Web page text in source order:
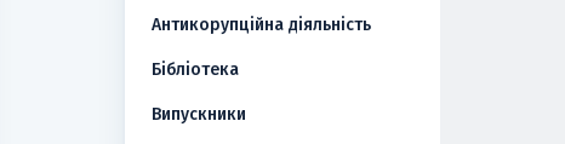
Антикорупційна діяльність
Бібліотека
Випускники